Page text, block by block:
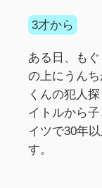
3才から
ある日、も
の上にうん
くんの犯人
イトルから
イツで30年
す。